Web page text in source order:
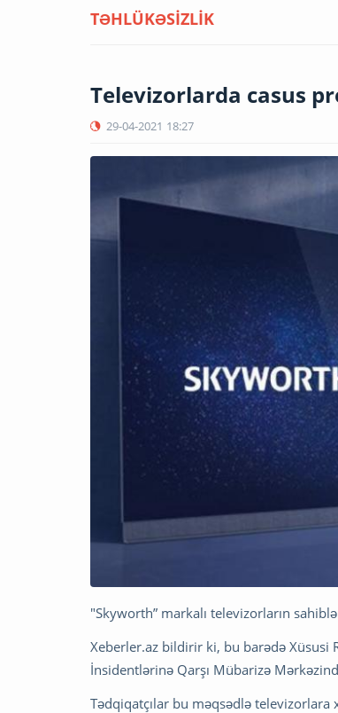
TƏHLÜKƏSİZLİK
Televizorlarda casus
29-04-2021 18:27
"Skyworth” markalı televizorların
Xeberler.az bildirir ki, bu barədə
İnsidentlərinə Qarşı Mübarizə
Tədqiqatçılar bu məqsədlə televizorlara